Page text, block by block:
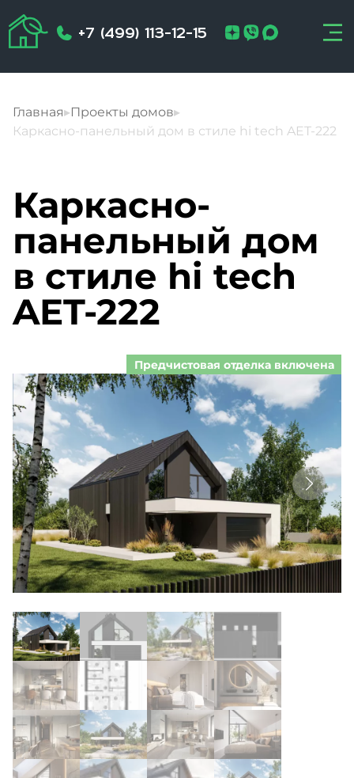
+7 (499) 113-12-15
Главная▸Проекты домов▸
Каркасно-панельный дом в стиле hi tech AET-222
Каркасно-
панельный дом
в стиле hi tech
AET-222
Предчистовая отделка включена